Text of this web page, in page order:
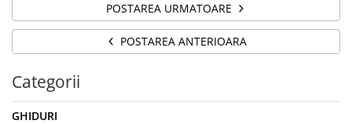
POSTAREA URMATOARE
POSTAREA ANTERIOARA
Categorii
GHIDURI